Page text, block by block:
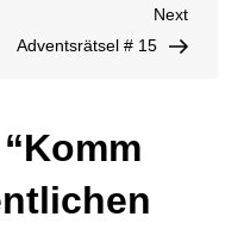
Next
Post
Next
Adventsrätsel # 15
Komm